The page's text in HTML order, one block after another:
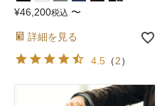
¥46,200税込 〜
詳細を見る
4.5 （2）